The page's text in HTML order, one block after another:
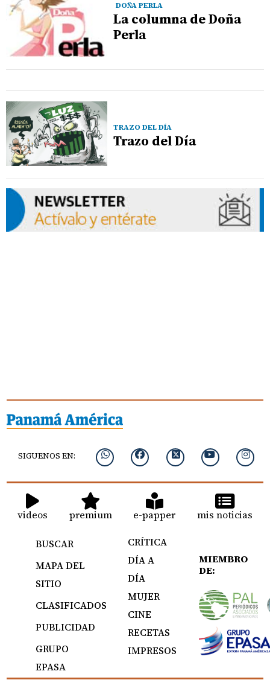
DOÑA PERLA
La columna de Doña
Perla
TRAZO DEL DÍA
Trazo del Día
SIGUENOS EN:
videos premium e-papper mis noticias
BUSCAR
MAPA DEL
SITIO
CLASIFICADOS
PUBLICIDAD
GRUPO
EPASA
CRÍTICA
DÍA A
DÍA
MUJER
CINE
RECETAS
IMPRESOS
MIEMBRO
DE: